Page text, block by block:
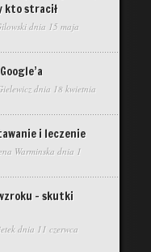
kto stracił
dnia 15 maja
dnia 18 kwietnia
i leczenie
Warminska dnia 1
– skutki
dnia 11 czerwca